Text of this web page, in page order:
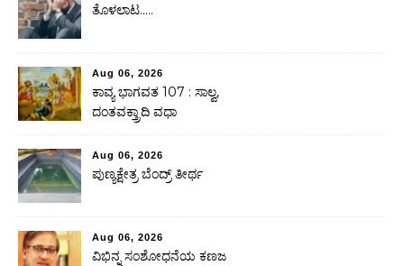
ತೊಳಲಾಟ…..
Aug 06, 2026
ಕಾವ್ಯ ಭಾಗವತ 107 : ಸಾಲ್ವ,
ದಂತವಕ್ತ್ರಾದಿ ವಧಾ
Aug 06, 2026
ಪುಣ್ಯಕ್ಷೇತ್ರ ಬೆಂದ್ರ್ ತೀರ್ಥ
Aug 06, 2026
ವಿಭಿನ್ನ ಸಂಶೋಧನೆಯ ಕಣಜ